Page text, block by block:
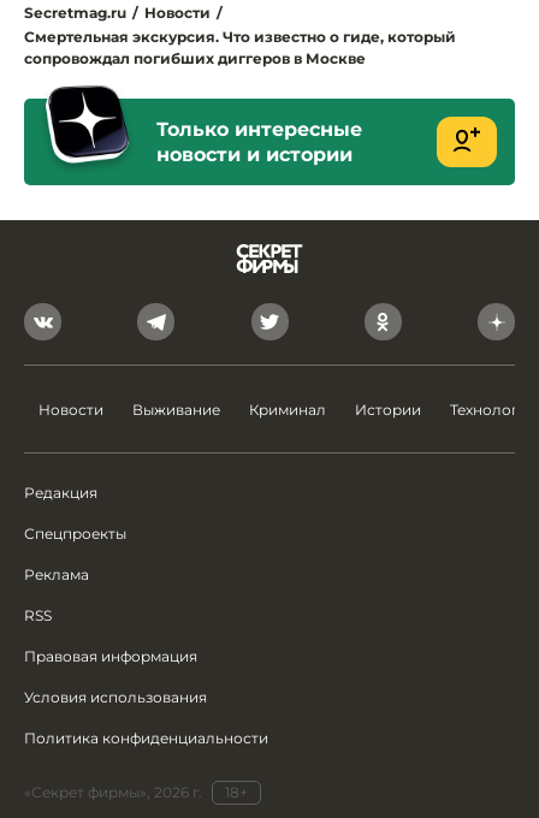
Secretmag.ru / Новости /
Смертельная экскурсия. Что известно о гиде, который
сопровождал погибших диггеров в Москве
Только интересные
новости и истории
Новости Выживание Криминал Истории Технологии
Редакция
Спецпроекты
Реклама
RSS
Правовая информация
Условия использования
Политика конфиденциальности
«Секрет фирмы», 2026 г.
18+